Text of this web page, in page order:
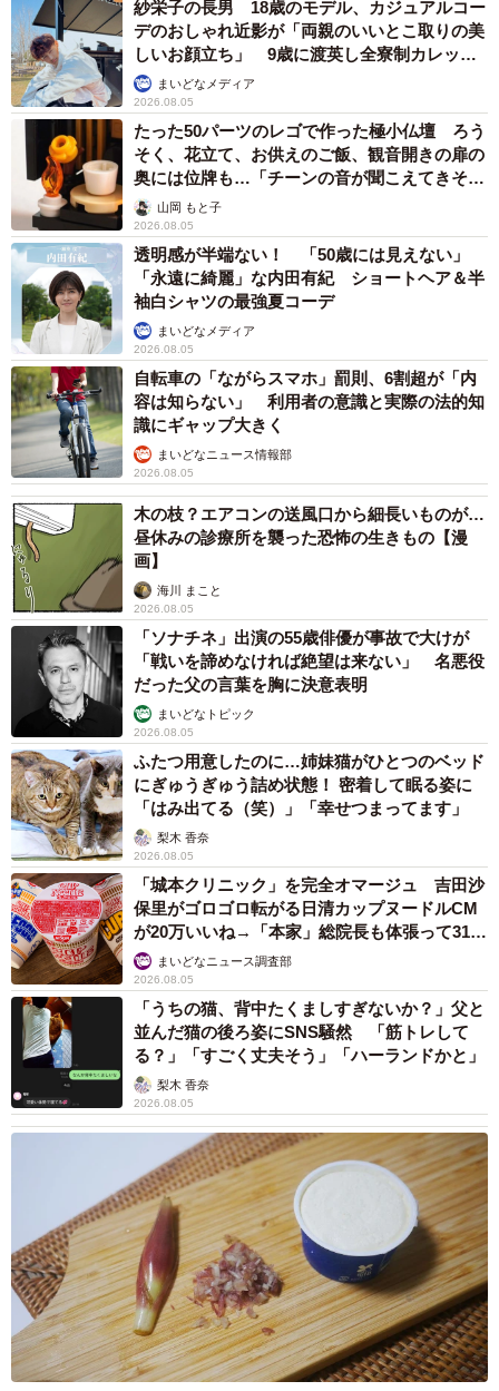
紗栄子の長男 18歳のモデル、カジュアルコー
デのおしゃれ近影が「両親のいいとこ取りの美
しいお顔立ち」 9歳に渡英し全寮制カレッジ
で学ぶまいどなメディア
2026.08.05
たった50パーツのレゴで作った極小仏壇 ろう
そく、花立て、お供えのご飯、観音開きの扉の
奥には位牌も…「チーンの音が聞こえてきそ
う」山岡 もと子
2026.08.05
透明感が半端ない！ 「50歳には見えない」
「永遠に綺麗」な内田有紀 ショートヘア＆半
袖白シャツの最強夏コーデ
まいどなメディア
2026.08.05
自転車の「ながらスマホ」罰則、6割超が「内
容は知らない」 利用者の意識と実際の法的知
識にギャップ大きく
まいどなニュース情報部
2026.08.05
木の枝？エアコンの送風口から細長いものが…
昼休みの診療所を襲った恐怖の生きもの【漫
画】
海川 まこと
2026.08.05
「ソナチネ」出演の55歳俳優が事故で大けが
「戦いを諦めなければ絶望は来ない」 名悪役
だった父の言葉を胸に決意表明
まいどなトピック
2026.08.05
ふたつ用意したのに…姉妹猫がひとつのベッド
にぎゅうぎゅう詰め状態！ 密着して眠る姿に
「はみ出てる（笑）」「幸せつまってます」
梨木 香奈
2026.08.05
「城本クリニック」を完全オマージュ 吉田沙
保里がゴロゴロ転がる日清カップヌードルCM
が20万いいね→「本家」総院長も体張って31万
いいねまいどなニュース調査部
2026.08.05
「うちの猫、背中たくましすぎないか？」父と
並んだ猫の後ろ姿にSNS騒然 「筋トレして
る？」「すごく丈夫そう」「ハーランドかと」
梨木 香奈
2026.08.05